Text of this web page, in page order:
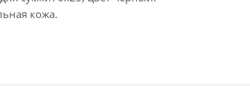
кожа.